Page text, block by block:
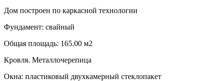
Дом построен по каркасной технологии
Фундамент: свайный
Общая площадь: 165.00 м2
Кровля. Металлочерепица
Окна: пластиковый двухкамерный стеклопакет